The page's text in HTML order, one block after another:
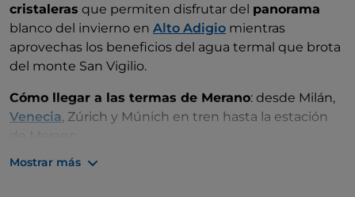
cristaleras que permiten disfrutar del panorama
blanco del invierno en Alto Adigio mientras
aprovechas los beneficios del agua termal que brota
del monte San Vigilio.
Cómo llegar a las termas de Merano: desde Milán,
Venecia, Zúrich y Múnich en tren hasta la estación
Mostrar más